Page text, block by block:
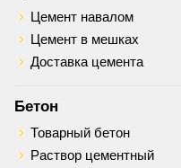
Цемент навалом
Цемент в мешках
Доставка цемента
Бетон
Товарный бетон
Раствор цементный